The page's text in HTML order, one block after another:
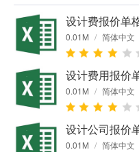
设计费报价单
0.01M / 简体中文
设计费用报价
0.01M / 简体中文
设计公司报价
0.01M / 简体中文